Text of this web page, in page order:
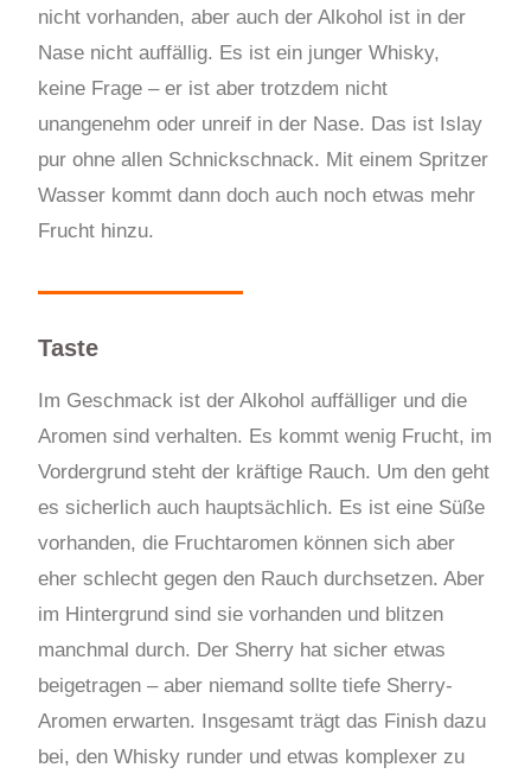
nicht vorhanden, aber auch der Alkohol ist in der
Nase nicht auffällig. Es ist ein junger Whisky,
keine Frage – er ist aber trotzdem nicht
unangenehm oder unreif in der Nase. Das ist Islay
pur ohne allen Schnickschnack. Mit einem Spritzer
Wasser kommt dann doch auch noch etwas mehr
Frucht hinzu.
Taste
Im Geschmack ist der Alkohol auffälliger und die
Aromen sind verhalten. Es kommt wenig Frucht, im
Vordergrund steht der kräftige Rauch. Um den geht
es sicherlich auch hauptsächlich. Es ist eine Süße
vorhanden, die Fruchtaromen können sich aber
eher schlecht gegen den Rauch durchsetzen. Aber
im Hintergrund sind sie vorhanden und blitzen
manchmal durch. Der Sherry hat sicher etwas
beigetragen – aber niemand sollte tiefe Sherry-
Aromen erwarten. Insgesamt trägt das Finish dazu
bei, den Whisky runder und etwas komplexer zu